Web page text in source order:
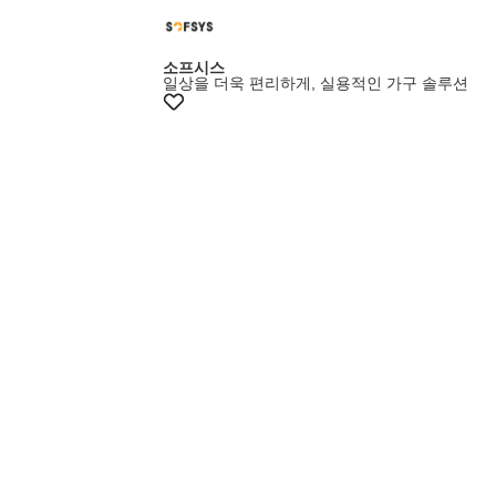
소프시스
일상을 더욱 편리하게, 실용적인 가구 솔루션